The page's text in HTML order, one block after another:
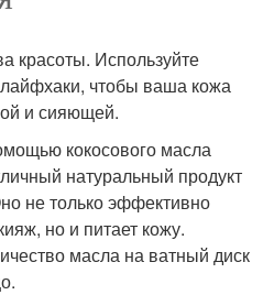
красоты. Используйте
чтобы ваша кожа
и сияющей.
кокосового масла
натуральный продукт
не только эффективно
но и питает кожу.
масла на ватный диск